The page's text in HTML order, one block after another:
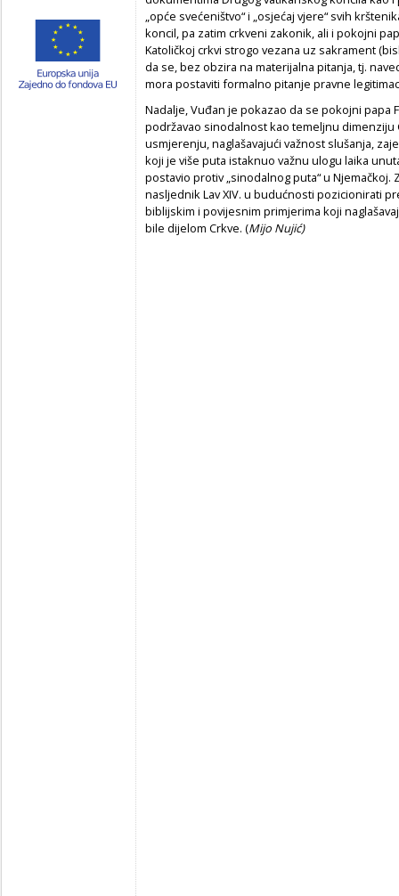
„opće svećeništvo“ i „osjećaj vjere“ svih
koncil, pa zatim crkveni zakonik, ali i pokojni
Katoličkoj crkvi strogo vezana uz sakrament
da se, bez obzira na materijalna pitanja, tj.
mora postaviti formalno pitanje pravne
Nadalje, Vuđan je pokazao da se pokojni papa
podržavao sinodalnost kao temeljnu
usmjerenju, naglašavajući važnost slušanja,
koji je više puta istaknuo važnu ulogu laika
postavio protiv „sinodalnog puta“ u Njemačkoj.
nasljednik Lav XIV. u budućnosti pozicionirati
biblijskim i povijesnim primjerima koji
bile dijelom Crkve. (Mijo Nujić)